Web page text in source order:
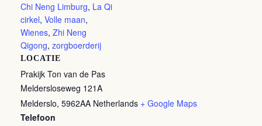
Chi Neng Limburg, La Qi
cirkel, Volle maan,
Wienes, Zhi Neng
Qigong, zorgboerderij
LOCATIE
Prakijk Ton van de Pas
Meldersloseweg 121A
Melderslo, 5962AA Netherlands + Google Maps
Telefoon